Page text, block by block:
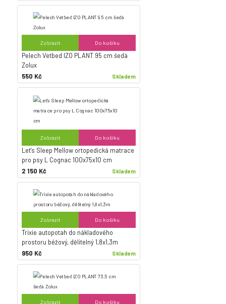
Zobrazit Do košíku
Pelech Vetbed IZO PLANT 95 cm šedá
Zolux
550 Kč
Skladem
Zobrazit Do košíku
Let's Sleep Mellow ortopedická matrace
pro psy L Cognac 100x75x10 cm
2 150 Kč
Skladem
Zobrazit Do košíku
Trixie autopotah do nákladového
prostoru béžový, dělitelný 1,8x1,3m
950 Kč
Skladem
Zobrazit Do košíku